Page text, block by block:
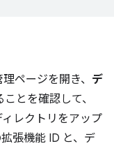
ページを開き、 デ
とを確認して、
レクトリをアップ
張機能 ID と、デ